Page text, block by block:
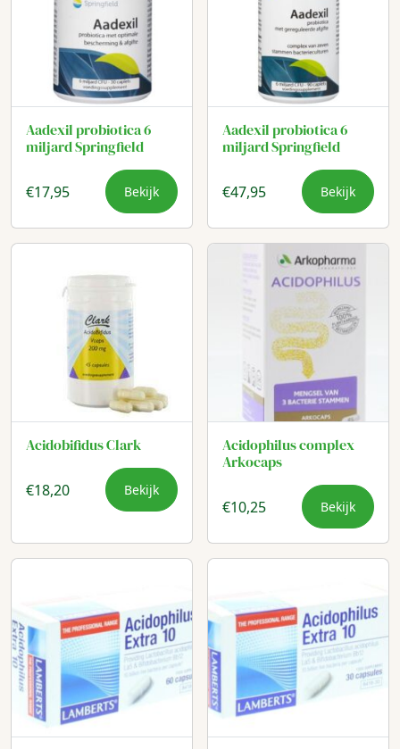
Aadexil probiotica 6
miljard Springfield
€17,95 Bekijk
Aadexil probiotica 6
miljard Springfield
€47,95 Bekijk
Acidobifidus Clark
€18,20 Bekijk
Acidophilus complex
Arkocaps
€10,25 Bekijk